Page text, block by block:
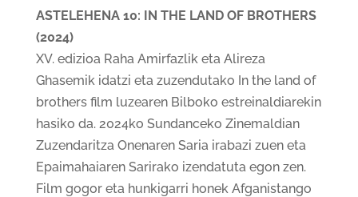
ASTELEHENA 10: IN THE LAND OF BROTHERS
(2024)
XV. edizioa Raha Amirfazlik eta Alireza
Ghasemik idatzi eta zuzendutako In the land of
brothers film luzearen Bilboko estreinaldiarekin
hasiko da. 2024ko Sundanceko Zinemaldian
Zuzendaritza Onenaren Saria irabazi zuen eta
Epaimahaiaren Sarirako izendatuta egon zen.
Film gogor eta hunkigarri honek Afganistango